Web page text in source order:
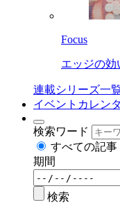
Focus
エッジの効
連載シリーズ一
イベントカレン
検索ワード
すべての記事
期間
検索